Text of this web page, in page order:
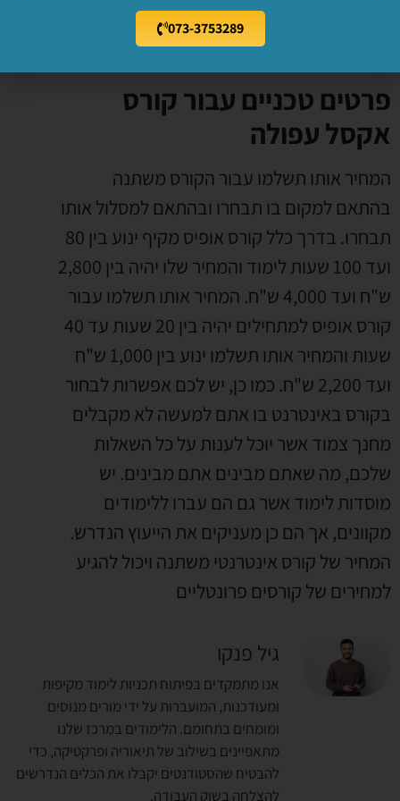
פרטים טכניים עבור קורס
אקסל עפולה
המחיר אותו תשלמו עבור הקורס משתנה
בהתאם למקום בו תבחרו ובהתאם למסלול אותו
תבחרו. בדרך כלל קורס אופיס מקיף ינוע בין 80
ועד 100 שעות לימוד והמחיר שלו יהיה בין 2,800
ש"ח ועד 4,000 ש"ח. המחיר אותו תשלמו עבור
קורס אופיס למתחילים יהיה בין 20 שעות עד 40
שעות והמחיר אותו תשלמו ינוע בין 1,000 ש"ח
ועד 2,200 ש"ח. כמו כן, יש לכם אפשרות לבחור
בקורס באינטרנט בו אתם למעשה לא מקבלים
מחנך צמוד אשר יוכל לענות על כל השאלות
שלכם, מה שאתם מבינים אתם מבינים. יש
מוסדות לימוד אשר גם הם עברו ללימודים
מקוונים, אך הם כן מעניקים את הייעוץ הנדרש.
המחיר של קורס אינטרנטי משתנה ויכול להגיע
למחירים של קורסים פרונטליים
גיל פנקו
אנו מתמקדים בפיתוח תכניות לימוד מקיפות
ומעודכנות, המועברות על ידי מורים מנוסים
ומומחים בתחומם. הלימודים במרכז שלנו
מתאפיינים בשילוב של תיאוריה ופרקטיקה, כדי
להבטיח שהסטודנטים יקבלו את הכלים הנדרשים
להצלחה בשוק העבודה.
073-3753289